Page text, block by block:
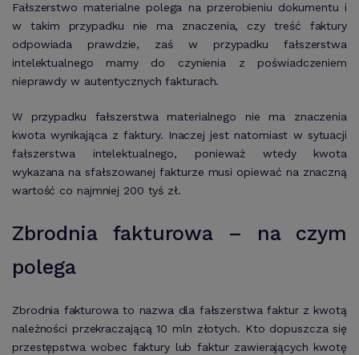
Fałszerstwo materialne polega na przerobieniu dokumentu i
w takim przypadku nie ma znaczenia, czy treść faktury
odpowiada prawdzie, zaś w przypadku fałszerstwa
intelektualnego mamy do czynienia z poświadczeniem
nieprawdy w autentycznych fakturach.
W przypadku fałszerstwa materialnego nie ma znaczenia
kwota wynikająca z faktury. Inaczej jest natomiast w sytuacji
fałszerstwa intelektualnego, ponieważ wtedy kwota
wykazana na sfałszowanej fakturze musi opiewać na znaczną
wartość co najmniej 200 tyś zł.
Zbrodnia fakturowa – na czym
polega
Zbrodnia fakturowa to nazwa dla fałszerstwa faktur z kwotą
należności przekraczającą 10 mln złotych. Kto dopuszcza się
przestępstwa wobec faktury lub faktur zawierających kwotę